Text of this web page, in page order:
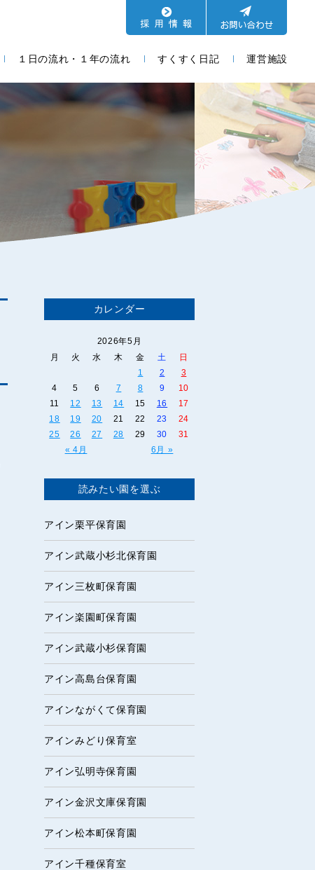
１日の流れ・１年の流れ すくすく日記 運営施設
カレンダー
2026年5月
月
火 水 木 金 土 日
« 4月 6月 »
1 2
3
4
5 6 7 8 9
10
11
12 13 14 15 16
17
18
19 20 21 22 23
24
25
26 27 28 29 30 31
読みたい園を選ぶ
アイン栗平保育園
アイン武蔵小杉北保育園
アイン三枚町保育園
アイン楽園町保育園
アイン武蔵小杉保育園
アイン高島台保育園
アインながくて保育園
アインみどり保育室
アイン弘明寺保育園
アイン金沢文庫保育園
アイン松本町保育園
アイン千種保育室